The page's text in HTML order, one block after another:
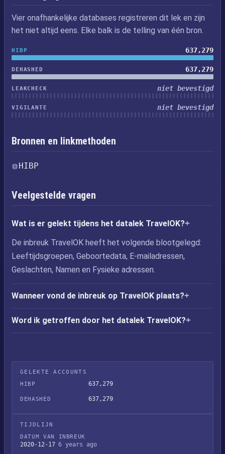
Vier onafhankelijke databases registreren dit lek en zijn
het niet altijd eens. Elke balk is de telling van één bron.
HIBP 637,279
DEHASHED 637,279
LEAKCHECK niet bevestigd
VIGILANTE niet bevestigd
Bronnen en linkmethoden
HIBP
Veelgestelde vragen
Wat is er gelekt tijdens het datalek TravelOK?
De inbreuk TravelOK heeft het volgende blootgelegd:
Leeftijdsgroepen, Geboortedata, E-mailadressen,
Geslachten, Namen en Fysieke adressen.
Wanneer vond de inbreuk op TravelOK plaats?
Word ik getroffen door het datalek TravelOK?
GELEKTE ACCOUNTS
HIBP
637,279
DEHASHED 637,279
TIJDLIJN
DATUM VAN INBREUK
2020-12-17 6 years ago